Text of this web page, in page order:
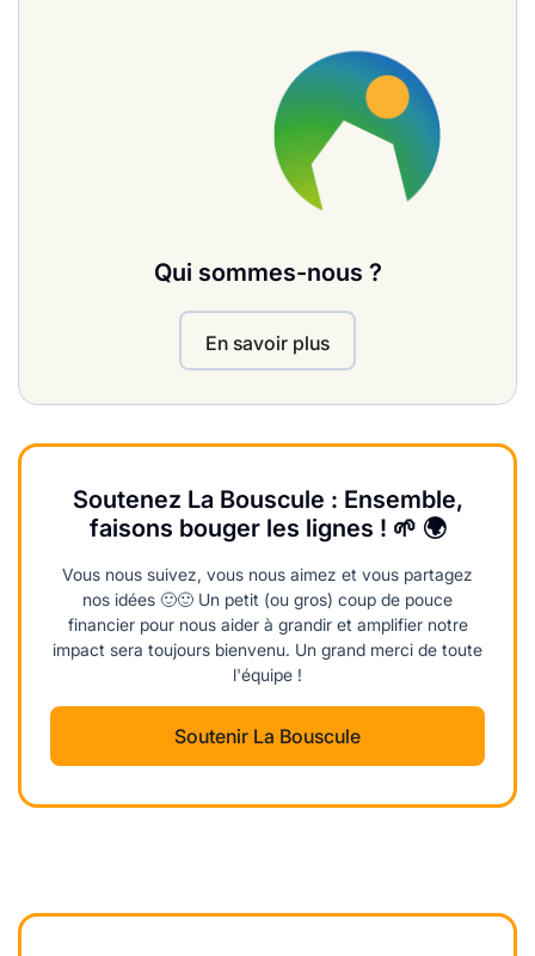
Qui sommes-nous ?
En savoir plus
Soutenez La Bouscule : Ensemble,
faisons bouger les lignes ! 🌱 🌍
Vous nous suivez, vous nous aimez et vous partagez
nos idées 🙂🙂 Un petit (ou gros) coup de pouce
financier pour nous aider à grandir et amplifier notre
impact sera toujours bienvenu. Un grand merci de toute
l'équipe !
Soutenir La Bouscule